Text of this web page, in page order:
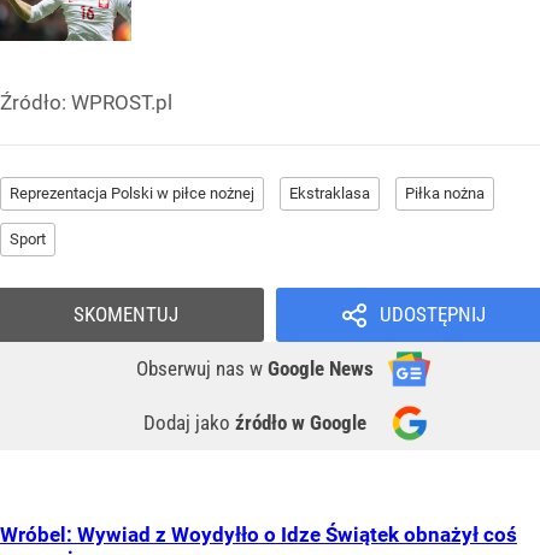
Źródło: WPROST.pl
Reprezentacja Polski w piłce nożnej Ekstraklasa Piłka nożna
Sport
UDOSTĘPNIJ
Obserwuj nas w Google News
Dodaj jako źródło w Google
SKOMENTUJ
Wróbel: Wywiad z Woydyłło o Idze Świątek obnażył coś